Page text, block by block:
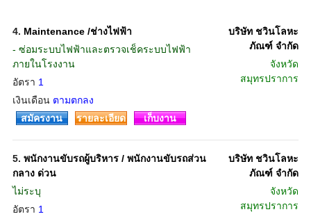
4. Maintenance /ช่างไฟฟ้า
- ซ่อมระบบไฟฟ้าและตรวจเช็คระบบไฟฟ้า
ภายในโรงงาน
อัตรา 1
เงินเดือน ตามตกลง
บริษัท ชวินโลหะ
ภัณฑ์ จำกัด
จังหวัด
สมุทรปราการ
สมัครงาน รายละเอียด เก็บงาน
5. พนักงานขับรถผู้บริหาร / พนักงานขับรถส่วน
กลาง ด่วน
ไม่ระบุ
อัตรา 1
บริษัท ชวินโลหะ
ภัณฑ์ จำกัด
จังหวัด
สมุทรปราการ